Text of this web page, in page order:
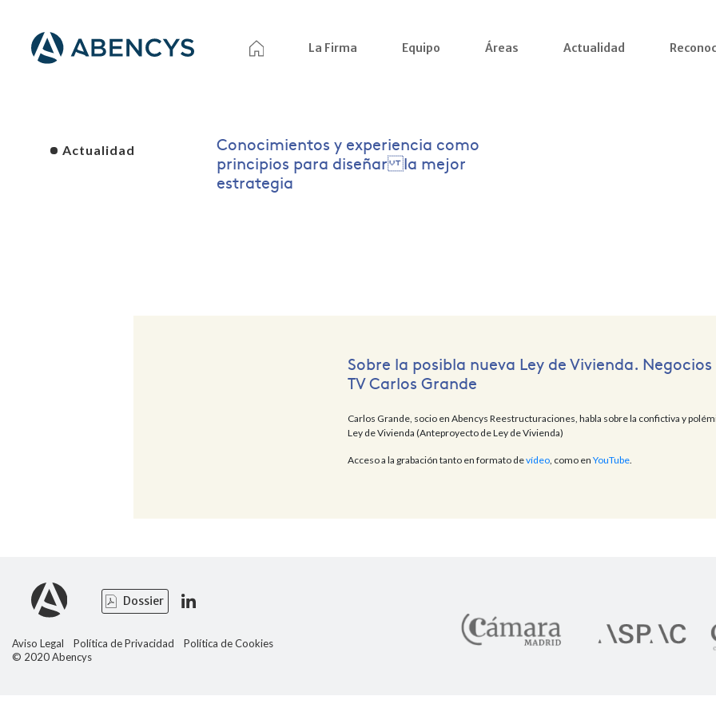
La Firma Equipo Áreas Actualidad
Actualidad
Conocimientos y experiencia como
principios para diseñar la mejor
estrategia
Sobre la posibla nueva Ley de Vivienda. Negocios
TV Carlos Grande
Carlos Grande, socio en Abencys Reestructuraciones, habla sobre la confictiva y
Ley de Vivienda (Anteproyecto de Ley de Vivienda)
Acceso a la grabación tanto en formato devídeo, como en YouTube.
Dossier
Aviso Legal Política de Privacidad
Política de Cookies
© 2020 Abencys